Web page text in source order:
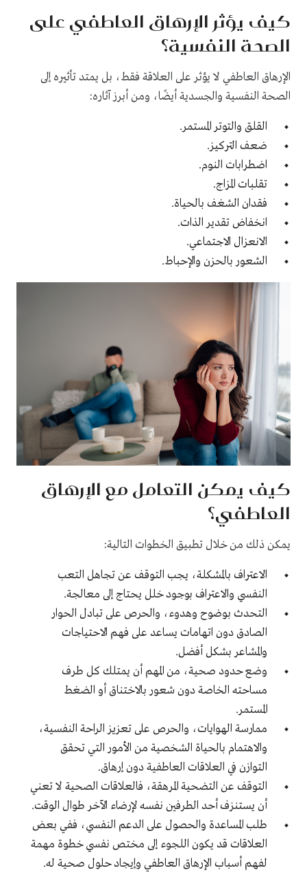
كيف يؤثر الإرهاق العاطفي على
الصحة النفسية؟
الإرهاق العاطفي لا يؤثر على العلاقة فقط، بل يمتد تأثيره إلى
الصحة النفسية والجسدية أيضًا، ومن أبرز آثاره:
القلق والتوتر المستمر.
ضعف التركيز.
اضطرابات النوم.
تقلبات المزاج.
فقدان الشغف بالحياة.
انخفاض تقدير الذات.
الانعزال الاجتماعي.
الشعور بالحزن والإحباط.
كيف يمكن التعامل مع الإرهاق
العاطفي؟
يمكن ذلك من خلال تطبيق الخطوات التالية:
الاعتراف بالمشكلة، يجب التوقف عن تجاهل التعب
النفسي والاعتراف بوجود خلل يحتاج إلى معالجة.
التحدث بوضوح وهدوء، والحرص على تبادل الحوار
الصادق دون اتهامات يساعد على فهم الاحتياجات
والمشاعر بشكل أفضل.
وضع حدود صحية، من المهم أن يمتلك كل طرف
مساحته الخاصة دون شعور بالاختناق أو الضغط
المستمر.
ممارسة الهوايات، والحرص على تعزيز الراحة النفسية،
والاهتمام بالحياة الشخصية من الأمور التي تحقق
التوازن في العلاقات العاطفية دون إرهاق.
التوقف عن التضحية المرهقة، فالعلاقات الصحية لا تعني
أن يستنزف أحد الطرفين نفسه لإرضاء الآخر طوال الوقت.
طلب المساعدة والحصول على الدعم النفسي، ففي بعض
العلاقات قد يكون اللجوء إلى مختص نفسي خطوة مهمة
لفهم أسباب الإرهاق العاطفي وإيجاد حلول صحية له.